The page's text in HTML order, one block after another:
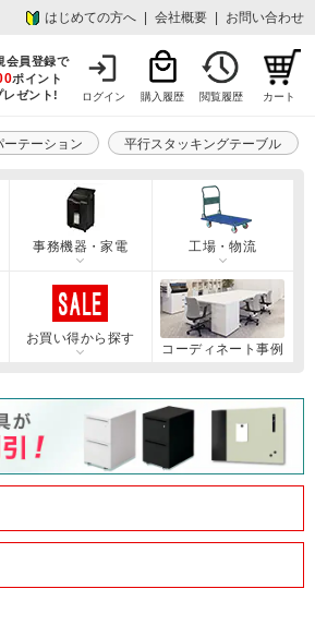
はじめての方へ 会社概要 お問い合わせ
会員登録で
ポイント
レゼント!
ログイン 購入履歴 閲覧履歴 カート
ーテーション 平行スタッキングテーブル
事務機器・家電 工場・物流
お買い得から探す
コーディネート事例